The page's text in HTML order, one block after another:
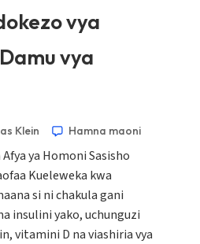
vya
vya
Klein Hamna maoni
ya Homoni Sasisho
Kueleweka kwa
si ni chakula gani
insulini yako, uchunguzi
vitamini D na viashiria vya